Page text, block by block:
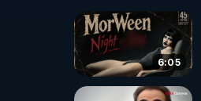
6:05